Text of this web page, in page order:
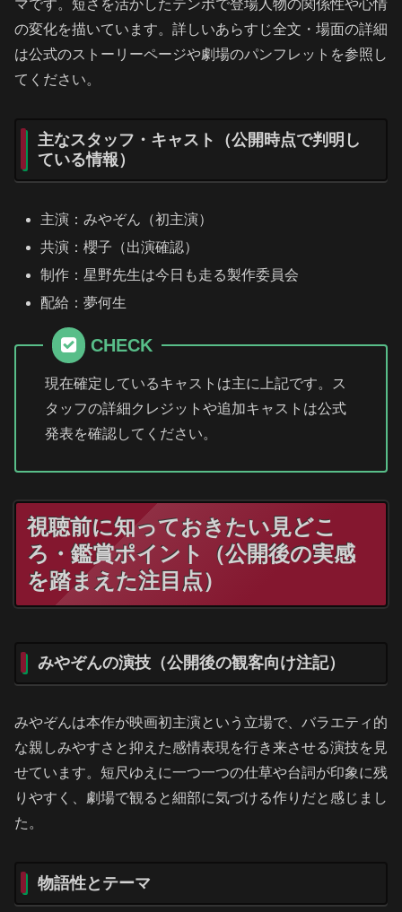
マです。短さを活かしたテンポで登場人物の関係性や心情
の変化を描いています。詳しいあらすじ全文・場面の詳細
は公式のストーリーページや劇場のパンフレットを参照し
てください。
主なスタッフ・キャスト（公開時点で判明し
ている情報）
主演：みやぞん（初主演）
共演：櫻子（出演確認）
制作：星野先生は今日も走る製作委員会
配給：夢何生
CHECK
現在確定しているキャストは主に上記です。ス
タッフの詳細クレジットや追加キャストは公式
発表を確認してください。
視聴前に知っておきたい見どこ
ろ・鑑賞ポイント（公開後の実感
を踏まえた注目点）
みやぞんの演技（公開後の観客向け注記）
みやぞんは本作が映画初主演という立場で、バラエティ的
な親しみやすさと抑えた感情表現を行き来させる演技を見
せています。短尺ゆえに一つ一つの仕草や台詞が印象に残
りやすく、劇場で観ると細部に気づける作りだと感じまし
た。
物語性とテーマ